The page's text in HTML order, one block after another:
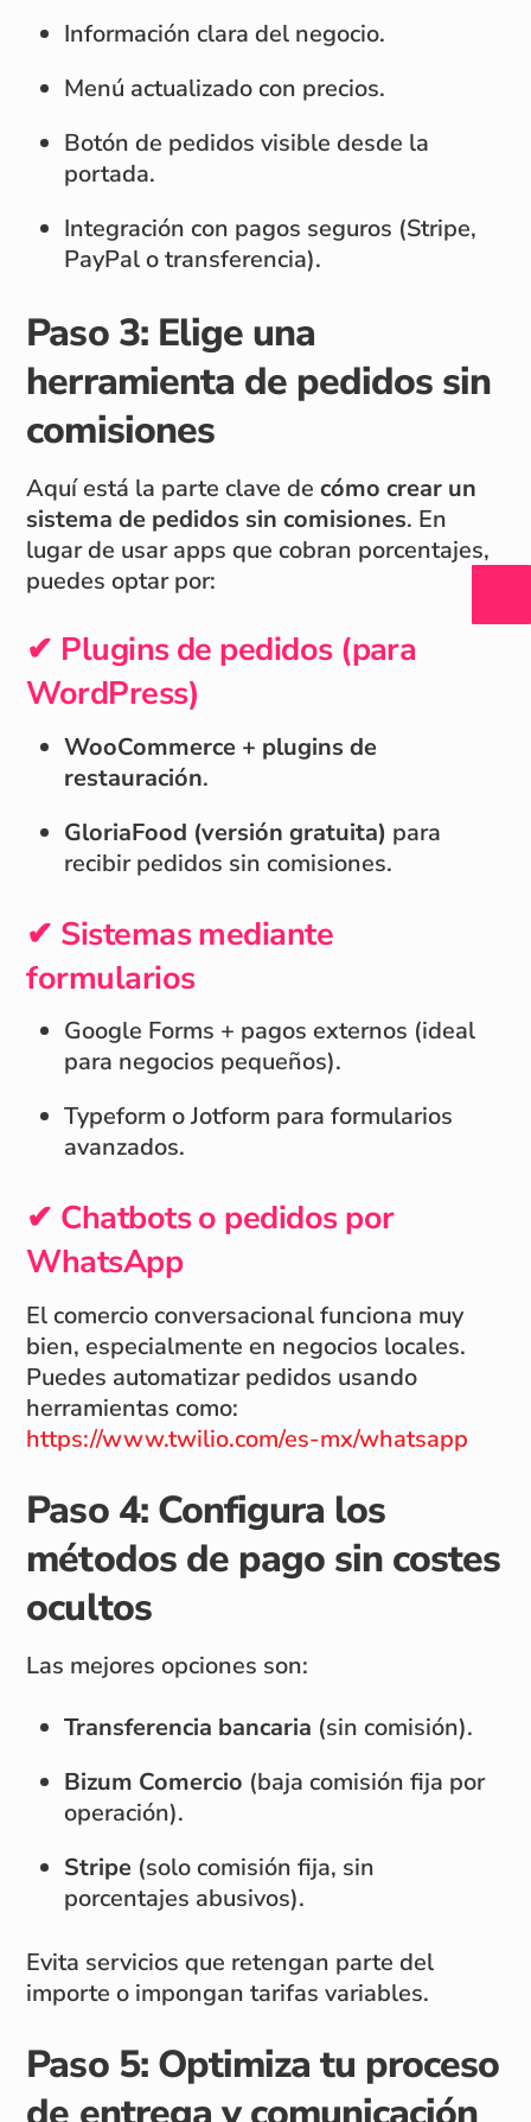
Información clara del negocio.
Menú actualizado con precios.
Botón de pedidos visible desde la
portada.
Integración con pagos seguros (Stripe,
PayPal o transferencia).
Paso 3: Elige una
herramienta de pedidos sin
comisiones
Aquí está la parte clave decómo crear un
sistema de pedidos sin comisiones. En
lugar de usar apps que cobran porcentajes,
puedes optar por:
✔ Plugins de pedidos (para
WordPress)
WooCommerce + plugins de
restauración.
GloriaFood (versión gratuita) para
recibir pedidos sin comisiones.
✔ Sistemas mediante
formularios
Google Forms + pagos externos (ideal
para negocios pequeños).
Typeform o Jotform para formularios
avanzados.
✔ Chatbots o pedidos por
WhatsApp
El comercio conversacional funciona muy
bien, especialmente en negocios locales.
Puedes automatizar pedidos usando
herramientas como:
https://www.twilio.com/es-mx/whatsapp
Paso 4: Configura los
métodos de pago sin costes
ocultos
Las mejores opciones son:
Transferencia bancaria (sin comisión).
Bizum Comercio (baja comisión fija por
operación).
Stripe (solo comisión fija, sin
porcentajes abusivos).
Evita servicios que retengan parte del
importe o impongan tarifas variables.
Paso 5: Optimiza tu proceso